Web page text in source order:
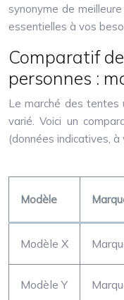
synonyme de
essentielles à vos
Comparatif
personnes :
Le marché des tentes
varié. Voici un
(données indicatives,
Modèle
Modèle X
Modèle Y